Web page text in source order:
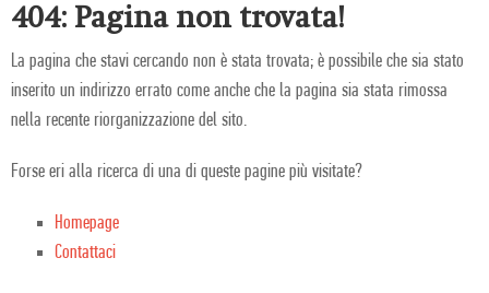
404: Pagina non trovata!
La pagina che stavi cercando non è stata trovata; è possibile che sia stato
inserito un indirizzo errato come anche che la pagina sia stata rimossa
nella recente riorganizzazione del sito.
Forse eri alla ricerca di una di queste pagine più visitate?
Homepage
Contattaci